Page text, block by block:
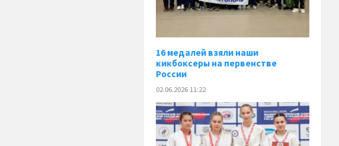
16 медалей взяли наши
кикбоксеры на первенстве
России
02.06.2026 11:22